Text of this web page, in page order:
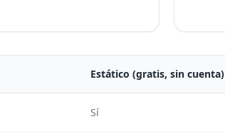
Estático (gratis, sin cuenta)
Sí